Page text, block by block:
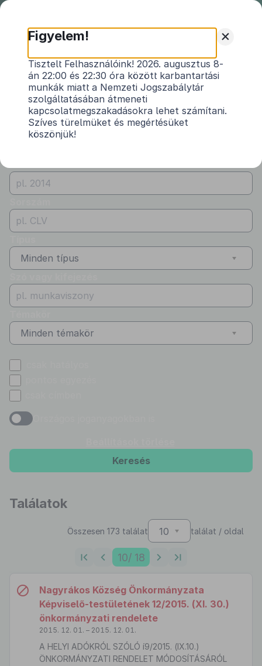
Önkormányzati
rendeletek
Önkormányzati rendeletek
Vármegye
Vas
Kibocsátó
Nagyrákos Község Önkormányzata
Minden típus
Minden témakör
Keresés
Találatok
Összesen 173 találat 10 találat / oldal
10/ 18
Nagyrákos Község Önkormányzata
Képviselő-testületének 12/2015. (XI. 30.)
önkormányzati rendelete
2015. 12. 01. – 2015. 12. 01.
A HELYI ADÓKRÓL SZÓLÓ í9/2015. (IX.10.)
ÖNKORMÁNYZATI RENDELET MÓDOSÍTÁSÁRÓL
+
Figyelem!
Tisztelt Felhasználóink! 2026. augusztus 8-
án 22:00 és 22:30 óra között karbantartási
munkák miatt a Nemzeti Jogszabálytár
szolgáltatásában átmeneti
kapcsolatmegszakadásokra lehet számítani.
Szíves türelmüket és megértésüket
köszönjük!